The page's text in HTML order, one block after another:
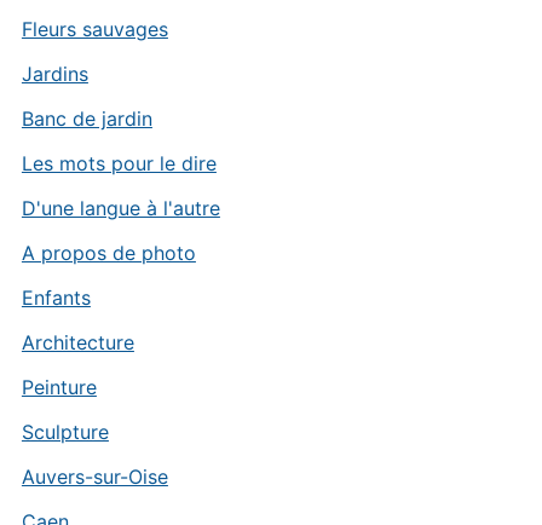
Fleurs sauvages
Jardins
Banc de jardin
Les mots pour le dire
D'une langue à l'autre
A propos de photo
Enfants
Architecture
Peinture
Sculpture
Auvers-sur-Oise